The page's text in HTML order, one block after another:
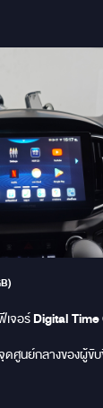
เจอร์Digital
ศูนย์กลางของผู้ขั